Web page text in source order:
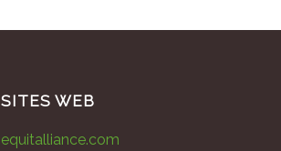
SITES WEB
equitalliance.com